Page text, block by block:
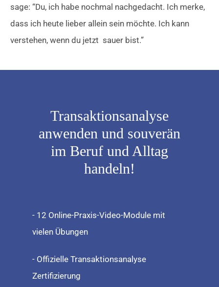
sage: “Du, ich habe nochmal nachgedacht. Ich merke,
dass ich heute lieber allein sein möchte. Ich kann
verstehen, wenn du jetzt sauer bist.”
Transaktionsanalyse
anwenden und souverän
im Beruf und Alltag
handeln!
- 12 Online-Praxis-Video-Module mit
vielen Übungen
- Offizielle Transaktionsanalyse
Zertifizierung